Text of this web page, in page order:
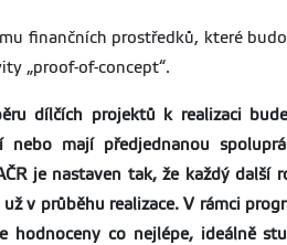
finančních prostředků, které
„proof-of-concept“.
dílčích projektů k realizaci
mají předjednanou
je nastaven tak, že každý
v průběhu realizace. V rámci
hodnoceny co nejlépe, ideálně